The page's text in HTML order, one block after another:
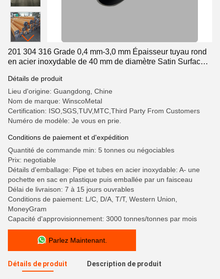
201 304 316 Grade 0,4 mm-3,0 mm Épaisseur tuyau rond
en acier inoxydable de 40 mm de diamètre Satin Surface
Détails de produit
Lieu d'origine: Guangdong, Chine
Nom de marque: WinscoMetal
Certification: ISO,SGS,TUV,MTC,Third Party From Customers
Numéro de modèle: Je vous en prie.
Conditions de paiement et d'expédition
Quantité de commande min: 5 tonnes ou négociables
Prix: negotiable
Détails d'emballage: Pipe et tubes en acier inoxydable: A- une
pochette en sac en plastique puis emballée par un faisceau
Délai de livraison: 7 à 15 jours ouvrables
Conditions de paiement: L/C, D/A, T/T, Western Union,
MoneyGram
Capacité d'approvisionnement: 3000 tonnes/tonnes par mois
Parlez Maintenant.
Détails de produit Description de produit